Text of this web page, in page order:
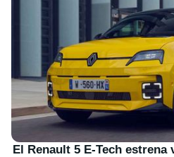
El Renault 5 E-Tech